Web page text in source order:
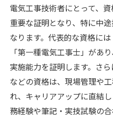
電気工事技術者にとって、
重要な証明となり、特に中
なります。代表的な資格に
「第一種電気工事士」があ
実施能力を証明します。さ
などの資格は、現場管理や
れ、キャリアアップに直結
務経験や筆記・実技試験の